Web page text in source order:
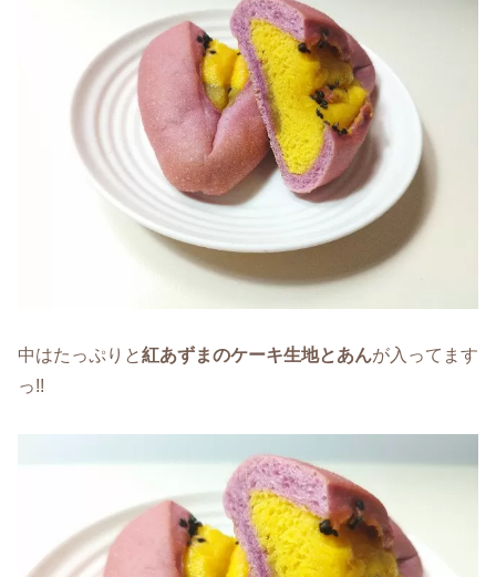
中はたっぷりと紅あずまのケーキ生地とあんが入ってます
っ!!